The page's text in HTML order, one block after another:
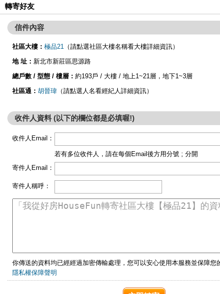
轉寄好友
信件內容
社區大樓： 極品21 （請點選社區大樓名稱看大樓詳細資訊）
地 址： 新北市新莊區思源路
總戶數 / 型態 / 樓層： 約193戶 / 大樓 / 地上1~21層，地下1~3層
社區通： 胡晉瑋 （請點選人名看經紀人詳細資訊）
收件人資料 (以下的欄位都是必填喔!)
收件人Email：
若有多位收件人，請在每個Email後方用分號 ; 分開
寄件人Email：
寄件人稱呼：
你傳送的資料均已經經過加密傳輸處理，您可以安心使用本服務並保障您
隱私權保障聲明